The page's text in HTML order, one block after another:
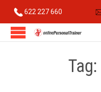
622 227 660
Tag: